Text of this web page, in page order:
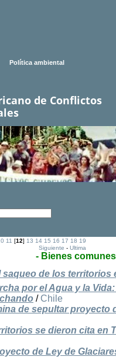
Política ambiental
de Conflictos
11 [12]13 14 15 16 17 18 19
Siguiente -Ultima
- Bienes comunes
de los territorios
por el Agua y la
/ Chile
de sepultar proyecto
se dieron cita en
de Ley de